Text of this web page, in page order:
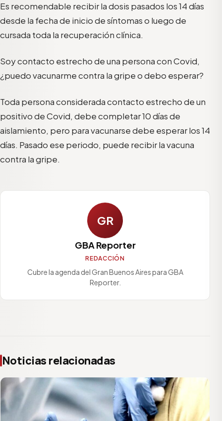
Es recomendable recibir la dosis pasados los 14 días
desde la fecha de inicio de síntomas o luego de
cursada toda la recuperación clínica.
Soy contacto estrecho de una persona con Covid,
¿puedo vacunarme contra la gripe o debo esperar?
Toda persona considerada contacto estrecho de un
positivo de Covid, debe completar 10 días de
aislamiento, pero para vacunarse debe esperar los 14
días. Pasado ese periodo, puede recibir la vacuna
contra la gripe.
GR
GBA Reporter
REDACCIÓN
Cubre la agenda del Gran Buenos Aires para GBA
Reporter.
Noticias relacionadas